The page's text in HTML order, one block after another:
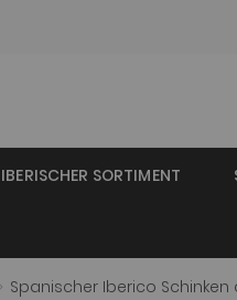
IBERISCHER SORTIMENT
Spanischer Iberico